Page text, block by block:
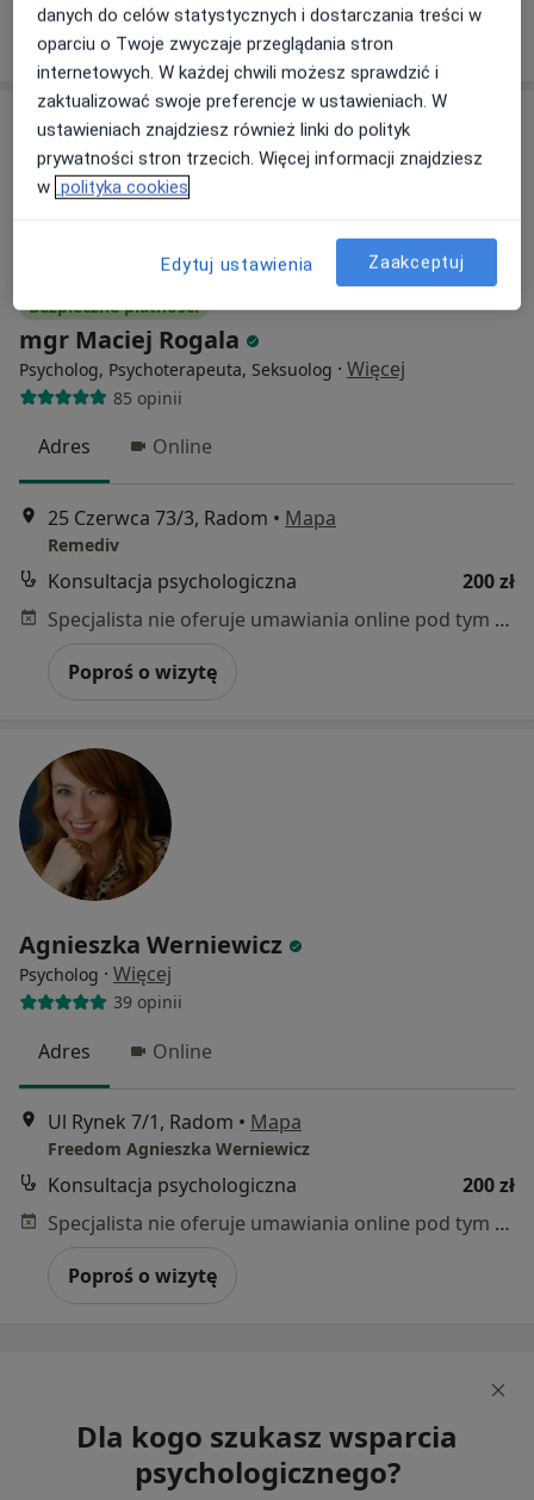
Poproś o wizytę
Bezpieczne płatności
mgr Maciej Rogala
Psycholog, Psychoterapeuta, Seksuolog · Więcej
85 opinii
Adres Online
25 Czerwca 73/3, Radom • Mapa
Remediv
Konsultacja psychologiczna
200 zł
Specjalista nie oferuje umawiania online pod tym adresem.
Poproś o wizytę
Agnieszka Werniewicz
Psycholog · Więcej
39 opinii
Adres Online
Ul Rynek 7/1, Radom • Mapa
Freedom Agnieszka Werniewicz
Konsultacja psychologiczna
200 zł
Specjalista nie oferuje umawiania online pod tym adresem.
Poproś o wizytę
Dla kogo szukasz wsparcia
psychologicznego?
danych do celów statystycznych i dostarczania treści w
oparciu o Twoje zwyczaje przeglądania stron
internetowych. W każdej chwili możesz sprawdzić i
zaktualizować swoje preferencje w ustawieniach. W
ustawieniach znajdziesz również linki do polityk
prywatności stron trzecich. Więcej informacji znajdziesz
w polityka cookies
Edytuj ustawienia Zaakceptuj